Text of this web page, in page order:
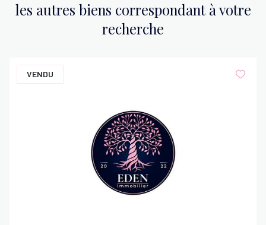
les autres biens correspondant à votre
recherche
VENDU